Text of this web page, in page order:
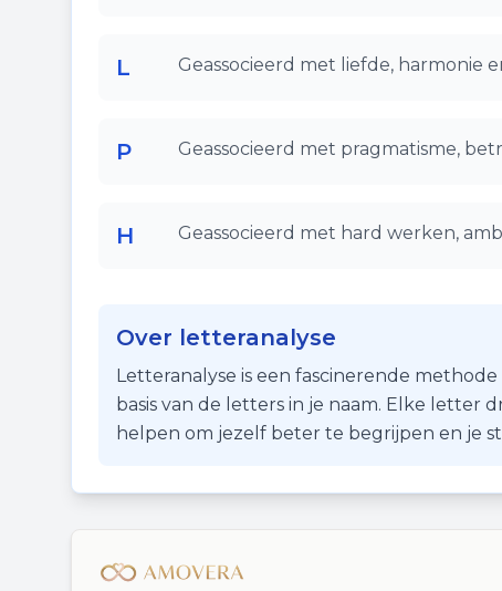
L Geassocieerd met liefde, harmonie
P Geassocieerd met pragmatisme,
H Geassocieerd met hard werken,
Over letteranalyse
Letteranalyse is een fascinerende
basis van de letters in je naam. Elke letter
helpen om jezelf beter te begrijpen en je